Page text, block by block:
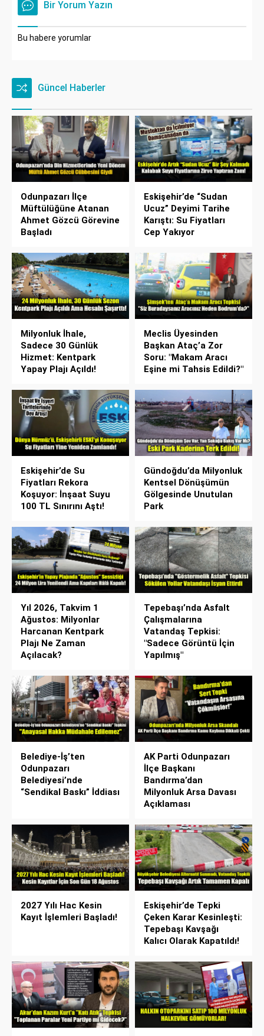
Bir Yorum Yazın
Bu habere yorumlar
Güncel Haberler
Odunpazarı İlçe
Müftülüğüne Atanan
Ahmet Gözcü Görevine
Başladı
Eskişehir’de “Sudan
Ucuz” Deyimi Tarihe
Karıştı: Su Fiyatları
Cep Yakıyor
Milyonluk İhale,
Sadece 30 Günlük
Hizmet: Kentpark
Yapay Plajı Açıldı!
Meclis Üyesinden
Başkan Ataç’a Zor
Soru: "Makam Aracı
Eşine mi Tahsis Edildi?"
Eskişehir’de Su
Fiyatları Rekora
Koşuyor: İnşaat Suyu
100 TL Sınırını Aştı!
Gündoğdu’da Milyonluk
Kentsel Dönüşümün
Gölgesinde Unutulan
Park
Yıl 2026, Takvim 1
Ağustos: Milyonlar
Harcanan Kentpark
Plajı Ne Zaman
Açılacak?
Tepebaşı’nda Asfalt
Çalışmalarına
Vatandaş Tepkisi:
"Sadece Görüntü İçin
Yapılmış"
Belediye-İş’ten
Odunpazarı
Belediyesi’nde
“Sendikal Baskı” İddiası
AK Parti Odunpazarı
İlçe Başkanı
Bandırma’dan
Milyonluk Arsa Davası
Açıklaması
2027 Yılı Hac Kesin
Kayıt İşlemleri Başladı!
Eskişehir’de Tepki
Çeken Karar Kesinleşti:
Tepebaşı Kavşağı
Kalıcı Olarak Kapatıldı!